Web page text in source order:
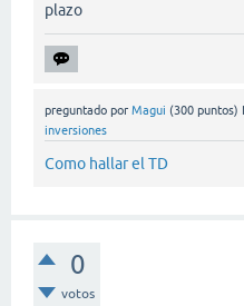
plazo
preguntado por Magui (300 puntos)
inversiones
Como hallar el TD
0
votos